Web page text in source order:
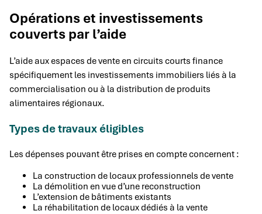
Opérations et investissements
couverts par l’aide
L’aide aux espaces de vente en circuits courts finance
spécifiquement les investissements immobiliers liés à la
commercialisation ou à la distribution de produits
alimentaires régionaux.
Types de travaux éligibles
Les dépenses pouvant être prises en compte concernent :
La construction de locaux professionnels de vente
La démolition en vue d’une reconstruction
L’extension de bâtiments existants
La réhabilitation de locaux dédiés à la vente